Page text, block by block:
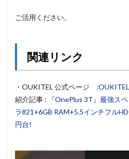
ご活用ください。
関連リンク
・OUKITEL 公式ページ :
紹介記事 :
『OnePlus 3T』最強ス
ラ821+6GB RAM+5.5インチフル
円台!